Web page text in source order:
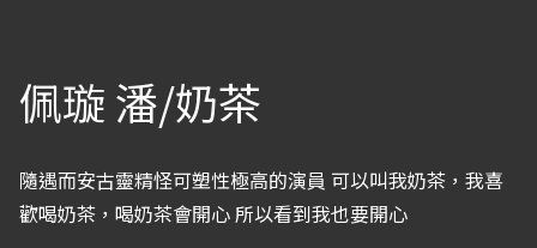
佩璇 潘/奶茶
隨遇而安古靈精怪可塑性極高的演員 可以叫我奶茶，我喜
歡喝奶茶，喝奶茶會開心 所以看到我也要開心